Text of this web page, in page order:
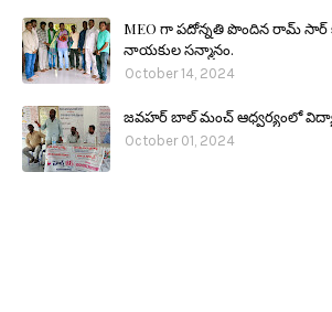
MEO గా పదోన్నతి పొందిన రామ్
నాయకుల సన్మానం.
October 14, 2024
జవహర్ బాల్ మంచ్ ఆధ్వర్యంలో
October 01, 2024